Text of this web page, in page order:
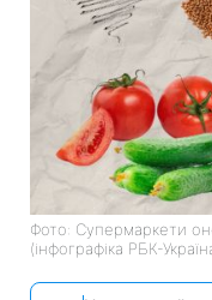
Фото: Супермаркети
(інфографіка РБК-